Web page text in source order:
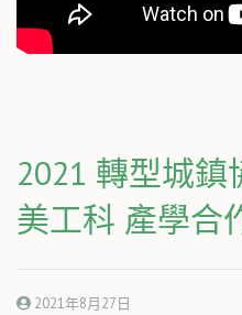
2021 轉型城鎮
美工科 產學合
2021年8月27日